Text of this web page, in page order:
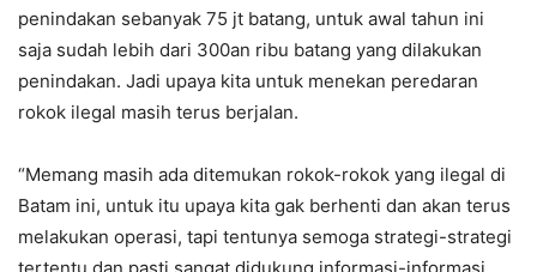
penindakan sebanyak 75 jt batang, untuk awal tahun ini
saja sudah lebih dari 300an ribu batang yang dilakukan
penindakan. Jadi upaya kita untuk menekan peredaran
rokok ilegal masih terus berjalan.
“Memang masih ada ditemukan rokok-rokok yang ilegal di
Batam ini, untuk itu upaya kita gak berhenti dan akan terus
melakukan operasi, tapi tentunya semoga strategi-strategi